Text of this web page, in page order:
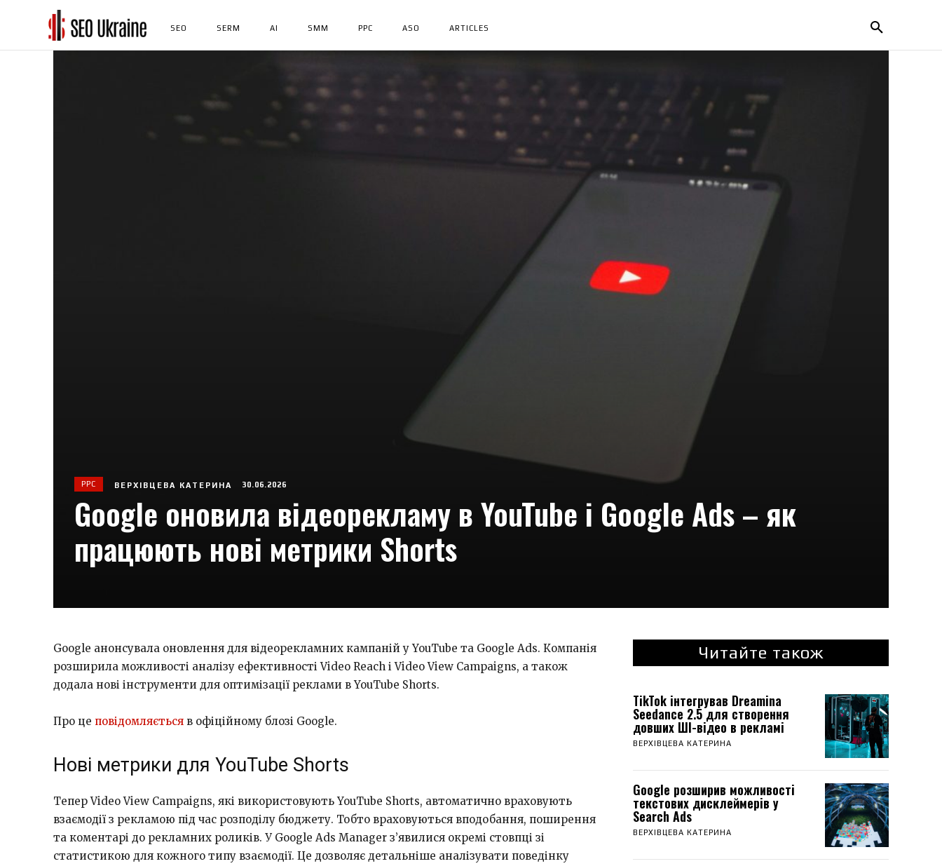
SEO SERM AI SMM PPC ASO ARTICLES
PPC ВЕРХІВЦЕВА КАТЕРИНА 30.06.2026
Google оновила відеорекламу в YouTube і Google Ads – як
працюють нові метрики Shorts
Google анонсувала оновлення для відеорекламних кампаній у YouTube та Google Ads. Компанія
розширила можливості аналізу ефективності Video Reach і Video View Campaigns, а також
додала нові інструменти для оптимізації реклами в YouTube Shorts.
Про це повідомляється в офіційному блозі Google.
Нові метрики для YouTube Shorts
Тепер Video View Campaigns, які використовують YouTube Shorts, автоматично враховують
взаємодії з рекламою під час розподілу бюджету. Тобто враховуються вподобання, поширення
та коментарі до рекламних роликів. У Google Ads Manager з’явилися окремі стовпці зі
статистикою для кожного типу взаємодії. Це дозволяє детальніше аналізувати поведінку
Читайте також
TikTok інтегрував Dreamina
Seedance 2.5 для створення
довших ШІ-відео в рекламі
ВЕРХІВЦЕВА КАТЕРИНА
Google розширив можливості
текстових дисклеймерів у
Search Ads
ВЕРХІВЦЕВА КАТЕРИНА